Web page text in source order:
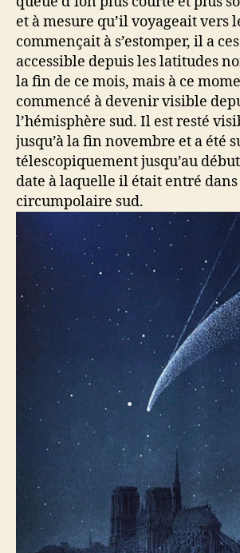
et à mesure qu’il voyageait vers
commençait à s’estomper, il a
accessible depuis les latitudes
la fin de ce mois, mais à ce
commencé à devenir visible
l’hémisphère sud. Il est resté
jusqu’à la fin novembre et a été
télescopiquement jusqu’au
date à laquelle il était entré
circumpolaire sud.